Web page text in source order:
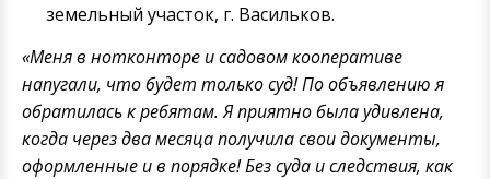
земельный участок, г. Васильков.
«Меня в нотконторе и садовом кооперативе
напугали, что будет только суд! По объявлению я
обратилась к ребятам. Я приятно была удивлена,
когда через два месяца получила свои документы,
оформленные и в порядке! Без суда и следствия, как